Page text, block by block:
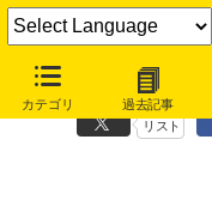
カテゴリ 過去記事
コンパクトなWiMAXルー
リスト